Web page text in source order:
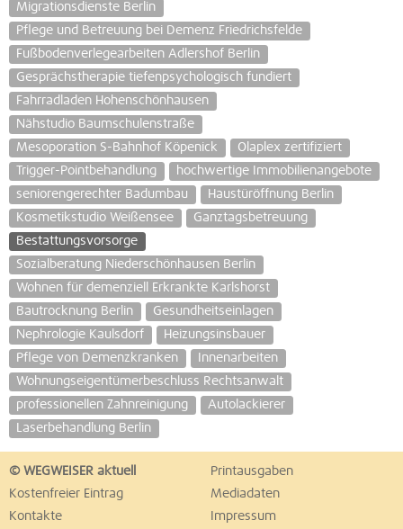
Migrationsdienste Berlin
Pflege und Betreuung bei Demenz Friedrichsfelde
Fußbodenverlegearbeiten Adlershof Berlin
Gesprächstherapie tiefenpsychologisch fundiert
Fahrradladen Hohenschönhausen
Nähstudio Baumschulenstraße
Mesoporation S-Bahnhof Köpenick
Olaplex zertifiziert
Trigger-Pointbehandlung
hochwertige Immobilienangebote
seniorengerechter Badumbau
Haustüröffnung Berlin
Kosmetikstudio Weißensee
Ganztagsbetreuung
Bestattungsvorsorge
Sozialberatung Niederschönhausen Berlin
Wohnen für demenziell Erkrankte Karlshorst
Bautrocknung Berlin
Gesundheitseinlagen
Nephrologie Kaulsdorf
Heizungsinsbauer
Pflege von Demenzkranken
Innenarbeiten
Wohnungseigentümerbeschluss Rechtsanwalt
professionellen Zahnreinigung
Autolackierer
Laserbehandlung Berlin
© WEGWEISER aktuell
Printausgaben
Kostenfreier Eintrag
Mediadaten
Kontakte
Impressum